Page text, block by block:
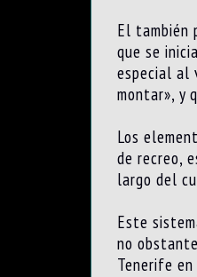
El también
que se
especial al
montar», y
Los
de recreo,
largo del
Este
no
Tenerife